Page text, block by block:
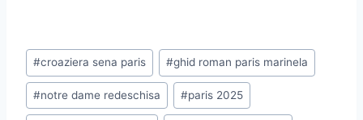
Post
Tags:
#croaziera sena paris #ghid roman paris marinela
#notre dame redeschisa #paris 2025